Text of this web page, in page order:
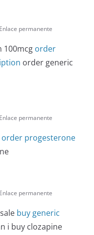
Enlace permanente
100mcg order
order generic
Enlace permanente
order progesterone
Enlace permanente
buy generic
i buy clozapine